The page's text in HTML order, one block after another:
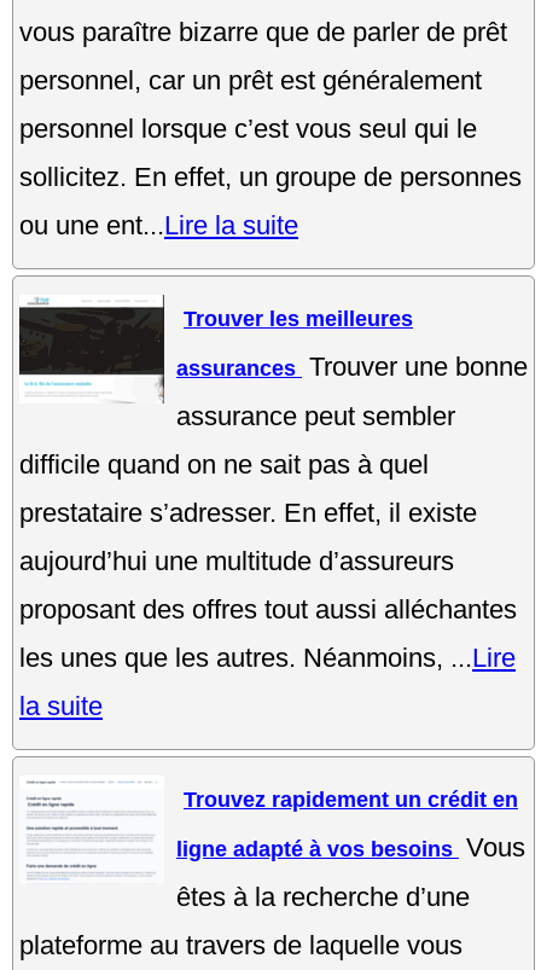
vous paraître bizarre que de parler de prêt
personnel, car un prêt est généralement
personnel lorsque c’est vous seul qui le
sollicitez. En effet, un groupe de personnes
ou une ent...Lire la suite
Trouver les meilleures
assurances Trouver une bonne
assurance peut sembler
difficile quand on ne sait pas à quel
prestataire s’adresser. En effet, il existe
aujourd’hui une multitude d’assureurs
proposant des offres tout aussi alléchantes
les unes que les autres. Néanmoins, ...Lire
la suite
Trouvez rapidement un crédit en
ligne adapté à vos besoins Vous
êtes à la recherche d’une
plateforme au travers de laquelle vous